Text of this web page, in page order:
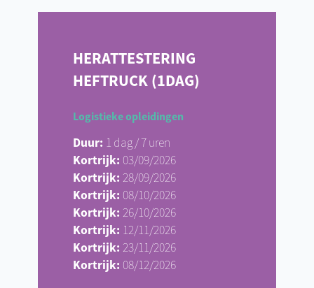
HERATTESTERING
HEFTRUCK (1DAG)
Logistieke opleidingen
Duur: 1 dag / 7 uren
Kortrijk: 03/09/2026
Kortrijk: 28/09/2026
Kortrijk: 08/10/2026
Kortrijk: 26/10/2026
Kortrijk: 12/11/2026
Kortrijk: 23/11/2026
Kortrijk: 08/12/2026